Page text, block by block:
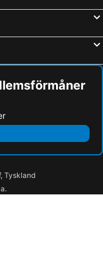
Tyskland